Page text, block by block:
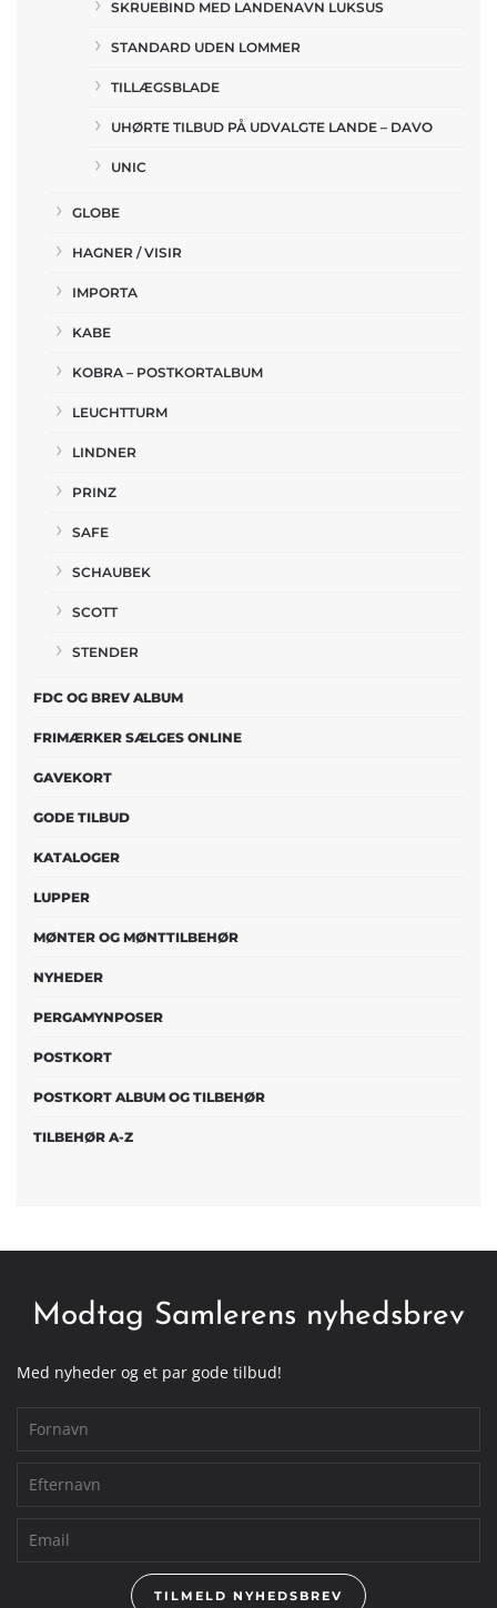
SKRUEBIND MED LANDENAVN LUKSUS
STANDARD UDEN LOMMER
TILLÆGSBLADE
UHØRTE TILBUD PÅ UDVALGTE LANDE – DAVO
UNIC
GLOBE
HAGNER / VISIR
IMPORTA
KABE
KOBRA – POSTKORTALBUM
LEUCHTTURM
LINDNER
PRINZ
SAFE
SCHAUBEK
SCOTT
STENDER
FDC OG BREV ALBUM
FRIMÆRKER SÆLGES ONLINE
GAVEKORT
GODE TILBUD
KATALOGER
LUPPER
MØNTER OG MØNTTILBEHØR
NYHEDER
PERGAMYNPOSER
POSTKORT
POSTKORT ALBUM OG TILBEHØR
TILBEHØR A-Z
Modtag Samlerens nyhedsbrev
Med nyheder og et par gode tilbud!
TILMELD NYHEDSBREV